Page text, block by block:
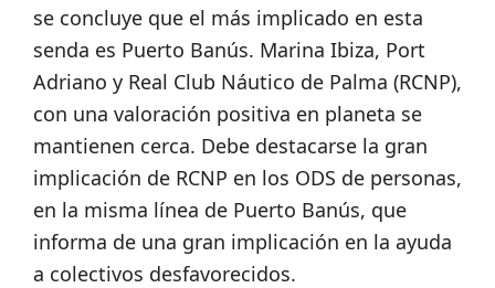
se concluye que el más implicado en esta
senda es Puerto Banús. Marina Ibiza, Port
Adriano y Real Club Náutico de Palma (RCNP),
con una valoración positiva en planeta se
mantienen cerca. Debe destacarse la gran
implicación de RCNP en los ODS de personas,
en la misma línea de Puerto Banús, que
informa de una gran implicación en la ayuda
a colectivos desfavorecidos.